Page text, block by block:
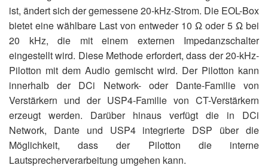
ist, ändert sich der gemessene 20-kHz-Strom. Die EOL-Box
bietet eine wählbare Last von entweder 10 Ω oder 5 Ω bei
20 kHz, die mit einem externen Impedanzschalter
eingestellt wird. Diese Methode erfordert, dass der 20-kHz-
Pilotton mit dem Audio gemischt wird. Der Pilotton kann
innerhalb der DCi Network- oder Dante-Familie von
Verstärkern und der USP4-Familie von CT-Verstärkern
erzeugt werden. Darüber hinaus verfügt die in DCi
Network, Dante und USP4 integrierte DSP über die
Möglichkeit, dass der Pilotton die interne
Lautsprecherverarbeitung umgehen kann.